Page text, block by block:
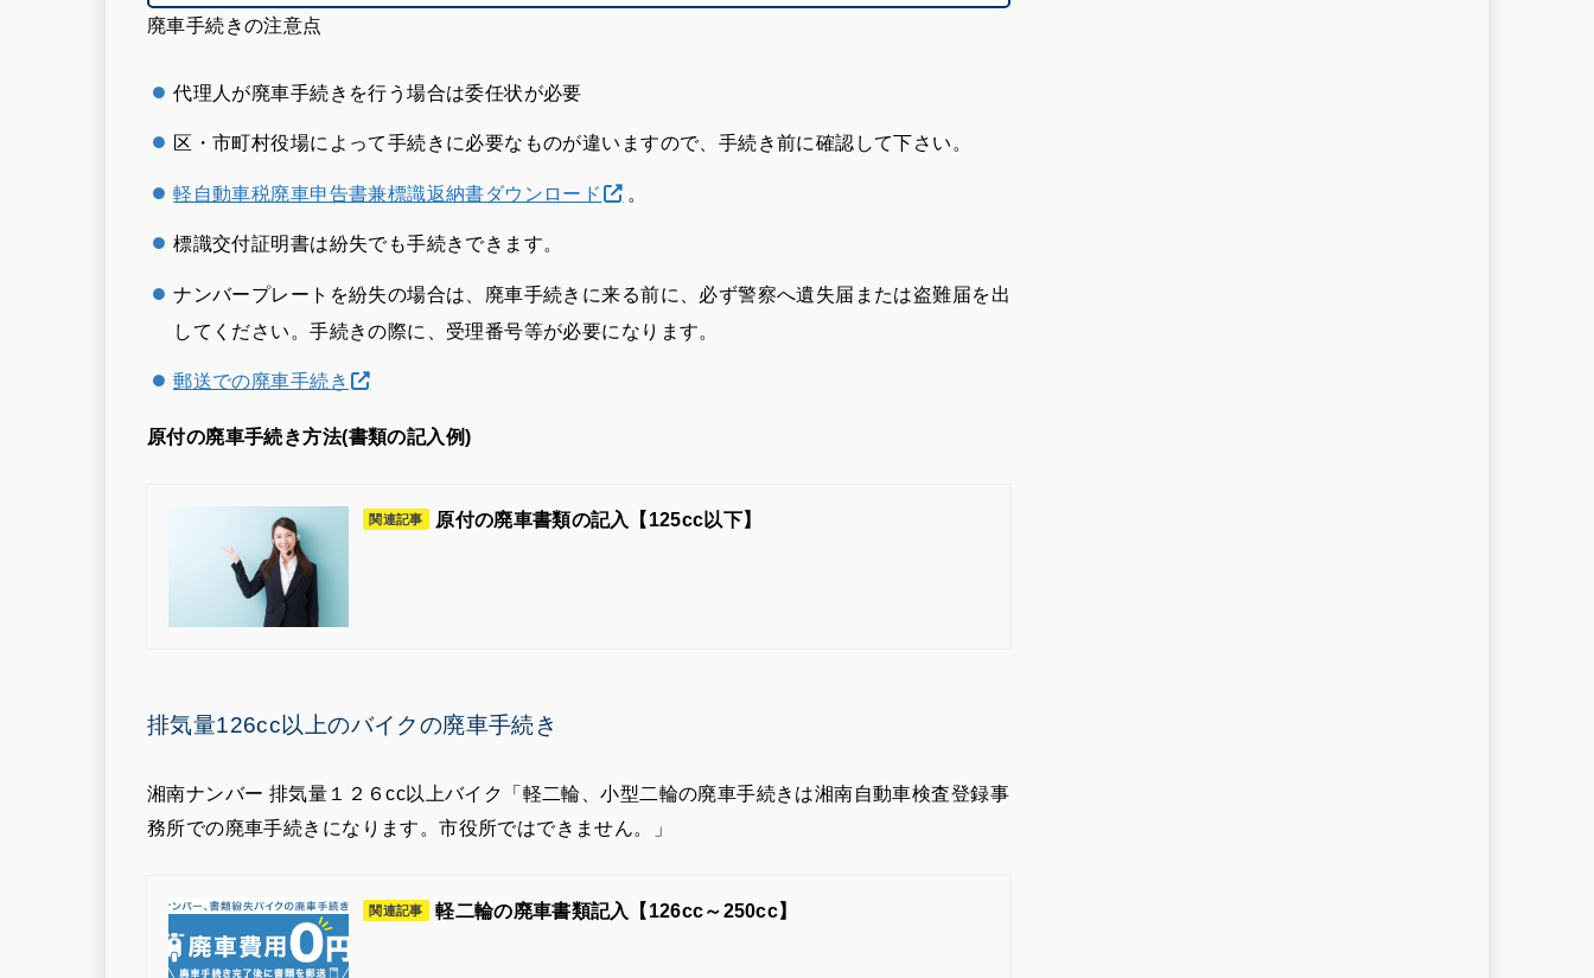
廃車手続きの注意点
代理人が廃車手続きを行う場合は委任状が必要
区・市町村役場によって手続きに必要なものが違いますので、手続き前に確認して下さい。
軽自動車税廃車申告書兼標識返納書ダウンロード 。
標識交付証明書は紛失でも手続きできます。
ナンバープレートを紛失の場合は、廃車手続きに来る前に、必ず警察へ遺失届または盗難届を出
してください。手続きの際に、受理番号等が必要になります。
郵送での廃車手続き
原付の廃車手続き方法(書類の記入例)
関連記事 原付の廃車書類の記入【125cc以下】
排気量126cc以上のバイクの廃車手続き
湘南ナンバー 排気量１２６cc以上バイク「軽二輪、小型二輪の廃車手続きは湘南自動車検査登録事
務所での廃車手続きになります。市役所ではできません。」
関連記事 軽二輪の廃車書類記入【126cc～250cc】